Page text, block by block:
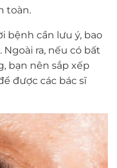
toàn.
bệnh cần lưu ý, bao
Ngoài ra, nếu có bất
bạn nên sắp xếp
được các bác sĩ